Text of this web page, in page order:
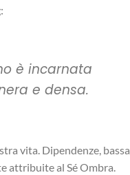
è incarnata
e densa.
vita. Dipendenze, bassa
attribuite al Sé Ombra.